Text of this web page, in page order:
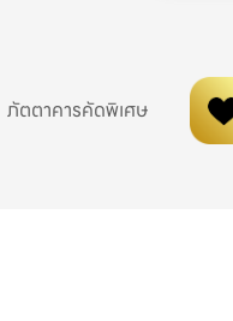
ภัตตาคารคัดพิเศษ